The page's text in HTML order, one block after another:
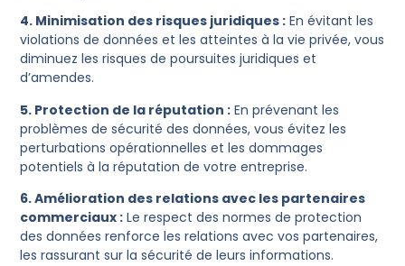
4. Minimisation des risques juridiques : En évitant les
violations de données et les atteintes à la vie privée, vous
diminuez les risques de poursuites juridiques et
d’amendes.
5. Protection de la réputation : En prévenant les
problèmes de sécurité des données, vous évitez les
perturbations opérationnelles et les dommages
potentiels à la réputation de votre entreprise.
6. Amélioration des relations avec les partenaires
commerciaux : Le respect des normes de protection
des données renforce les relations avec vos partenaires,
les rassurant sur la sécurité de leurs informations.